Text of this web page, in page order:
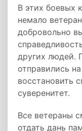
В этих боевых
немало
добровольно
других людей.
отправились
восстановить
суверенитет.
Все ветераны
отдать дань